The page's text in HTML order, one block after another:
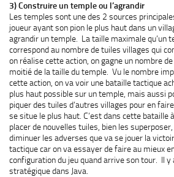
3) Construire un temple ou l’agrandir
Les temples sont une des 2 sources
joueur ayant son pion le plus haut dans un
agrandir un temple. La taille maximale qu’un
correspond au nombre de tuiles villages qui
on réalise cette action, on gagne un nombre
moitié de la taille du temple. Vu le nombre
cette action, on va voir une bataille tactique
plus haut possible sur un temple, mais aussi
piquer des tuiles d’autres villages pour en
se situe le plus haut. C’est dans cette bataille
placer de nouvelles tuiles, bien les
diminuer les adverses que va se jouer la
tactique car on va essayer de faire au mieux
configuration du jeu quand arrive son tour. Il y
stratégique dans Java.